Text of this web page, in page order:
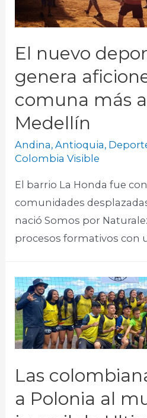
El nuevo
genera
comuna más
Medellín
Andina,Antioquia,
Colombia Visible
El barrio La Honda fue
comunidades
nació Somos por
procesos formativos con
Las
a Polonia al